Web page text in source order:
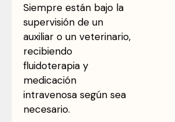
Siempre están bajo la
supervisión de un
auxiliar o un veterinario,
recibiendo
fluidoterapia y
medicación
intravenosa según sea
necesario.